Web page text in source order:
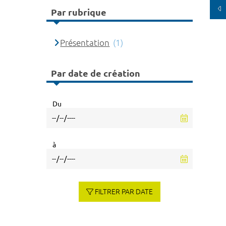
Par rubrique
Présentation (1)
Par date de création
Du
à
FILTRER PAR DATE